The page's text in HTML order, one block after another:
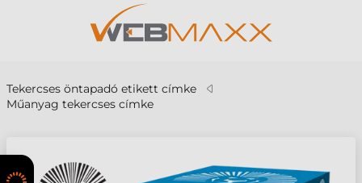
Tekercses öntapadó etikett címke
Műanyag tekercses címke